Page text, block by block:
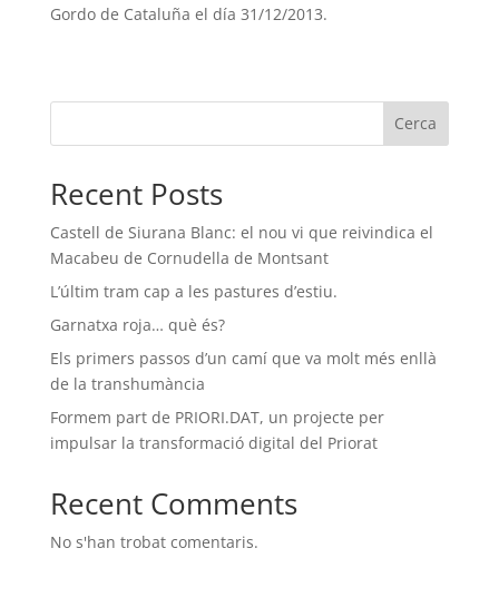
Gordo de Cataluña el día 31/12/2013.
Cerca
Recent Posts
Castell de Siurana Blanc: el nou vi que reivindica el
Macabeu de Cornudella de Montsant
L’últim tram cap a les pastures d’estiu.
Garnatxa roja… què és?
Els primers passos d’un camí que va molt més enllà
de la transhumància
Formem part de PRIORI.DAT, un projecte per
impulsar la transformació digital del Priorat
Recent Comments
No s'han trobat comentaris.